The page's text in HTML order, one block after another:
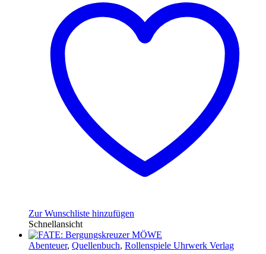
Zur Wunschliste hinzufügen
Schnellansicht
Abenteuer, Quellenbuch, Rollenspiele Uhrwerk Verlag